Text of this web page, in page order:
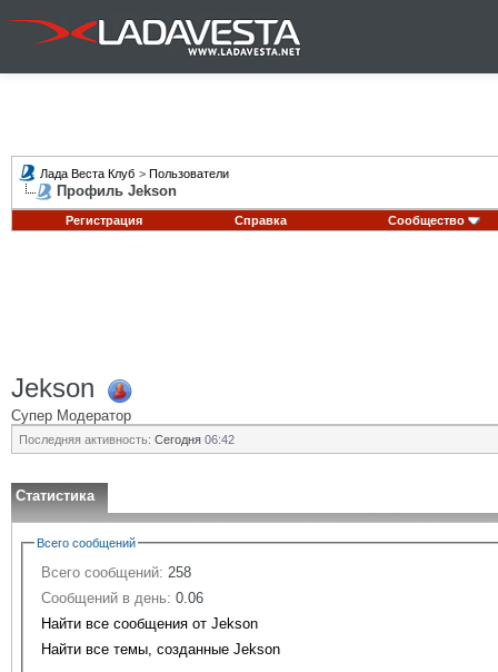
Лада Веста Клуб > Пользователи
Профиль Jekson
Регистрация Справка Сообщество
Jekson
Супер Модератор
Последняя активность: Сегодня 06:42
Статистика
Всего сообщений
Всего сообщений: 258
Сообщений в день: 0.06
Найти все сообщения от Jekson
Найти все темы, созданные Jekson